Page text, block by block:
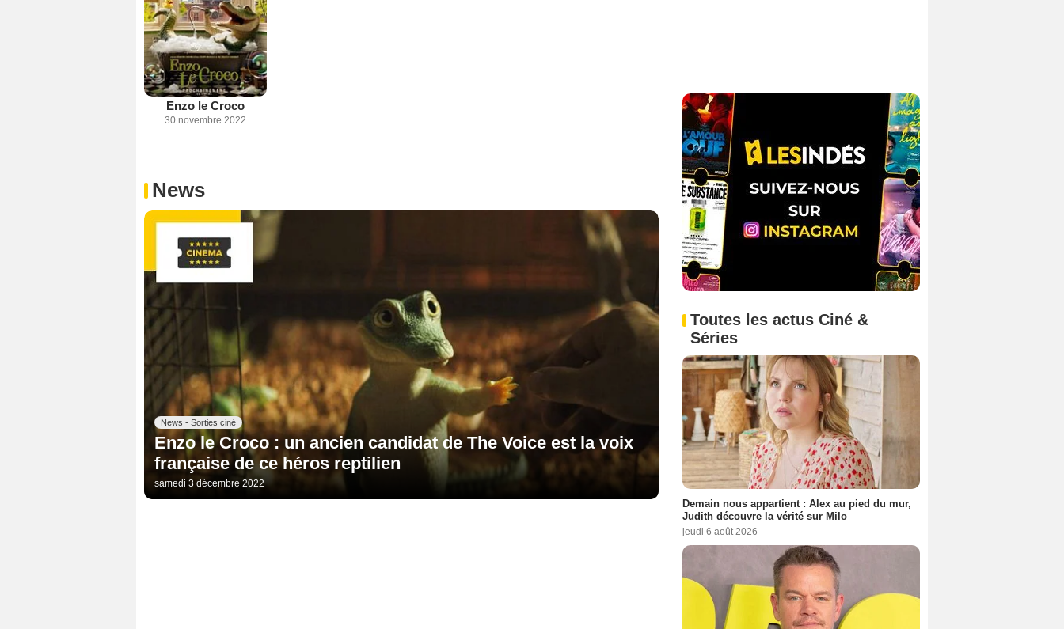
Enzo le Croco
30 novembre 2022
News
News - Sorties ciné
Enzo le Croco : un ancien candidat de The Voice est la voix
française de ce héros reptilien
samedi 3 décembre 2022
Toutes les actus Ciné &
Séries
Demain nous appartient : Alex au pied du mur,
Judith découvre la vérité sur Milo
jeudi 6 août 2026